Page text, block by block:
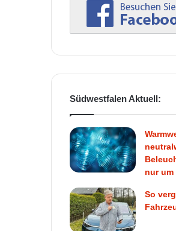
Südwestfalen Aktuell:
nur um
So